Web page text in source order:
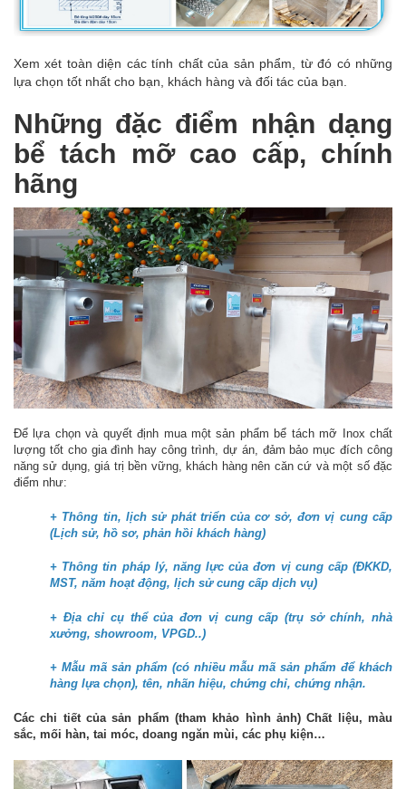
Xem xét toàn diện các tính chất của sản phẩm, từ đó có những
lựa chọn tốt nhất cho bạn, khách hàng và đối tác của bạn.
Những đặc điểm nhận dạng
bể tách mỡ cao cấp, chính
hãng
Để lựa chọn và quyết định mua một sản phẩm bể tách mỡ Inox chất
lượng tốt cho gia đình hay công trình, dự án, đảm bảo mục đích công
năng sử dụng, giá trị bền vững, khách hàng nên căn cứ và một số đặc
điểm như:
+ Thông tin, lịch sử phát triển của cơ sở, đơn vị cung cấp
(Lịch sử, hồ sơ, phản hồi khách hàng)
+ Thông tin pháp lý, năng lực của đơn vị cung cấp (ĐKKD,
MST, năm hoạt động, lịch sử cung cấp dịch vụ)
+ Địa chỉ cụ thể của đơn vị cung cấp (trụ sở chính, nhà
xưởng, showroom, VPGD..)
+ Mẫu mã sản phẩm (có nhiều mẫu mã sản phẩm để khách
hàng lựa chọn), tên, nhãn hiệu, chứng chỉ, chứng nhận.
Các chi tiết của sản phẩm (tham khảo hình ảnh) Chất liệu, màu
sắc, mối hàn, tai móc, doang ngăn mùi, các phụ kiện…